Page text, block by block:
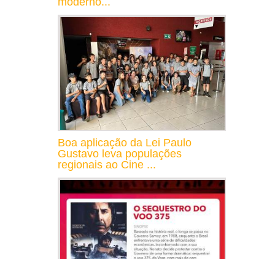
Boa aplicação da Lei Paulo
Gustavo leva populações
regionais ao Cine ...